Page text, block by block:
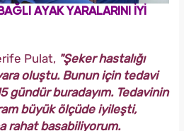
AYAK YARALARINI İYİ
Pulat, "Şeker hastalığı
oluştu. Bunun için tedavi
gündür buradayım. Tedavinin
büyük ölçüde iyileşti,
rahat basabiliyorum.